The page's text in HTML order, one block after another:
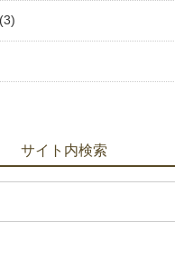
3
サイト内検索